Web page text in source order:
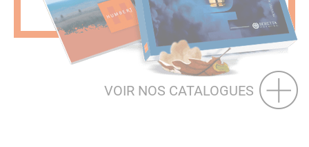
VOIR NOS CATALOGUES